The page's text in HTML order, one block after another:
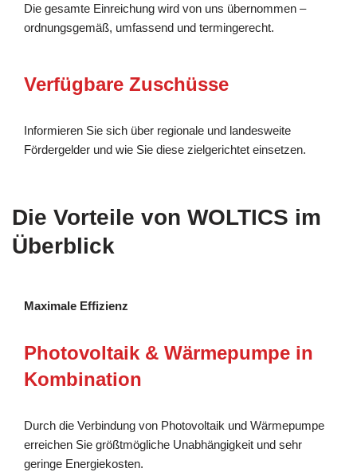
Die gesamte Einreichung wird von uns übernommen –
ordnungsgemäß, umfassend und termingerecht.
Verfügbare Zuschüsse
Informieren Sie sich über regionale und landesweite
Fördergelder und wie Sie diese zielgerichtet einsetzen.
Die Vorteile von WOLTICS im
Überblick
Maximale Effizienz
Photovoltaik & Wärmepumpe in
Kombination
Durch die Verbindung von Photovoltaik und Wärmepumpe
erreichen Sie größtmögliche Unabhängigkeit und sehr
geringe Energiekosten.